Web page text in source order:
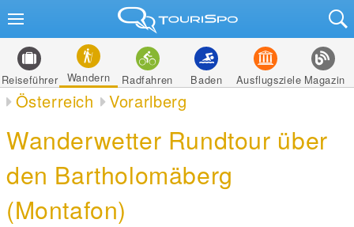
Reiseführer Wandern Radfahren Baden Ausflugsziele Magazin
Österreich Vorarlberg
Wanderwetter Rundtour über
den Bartholomäberg
(Montafon)